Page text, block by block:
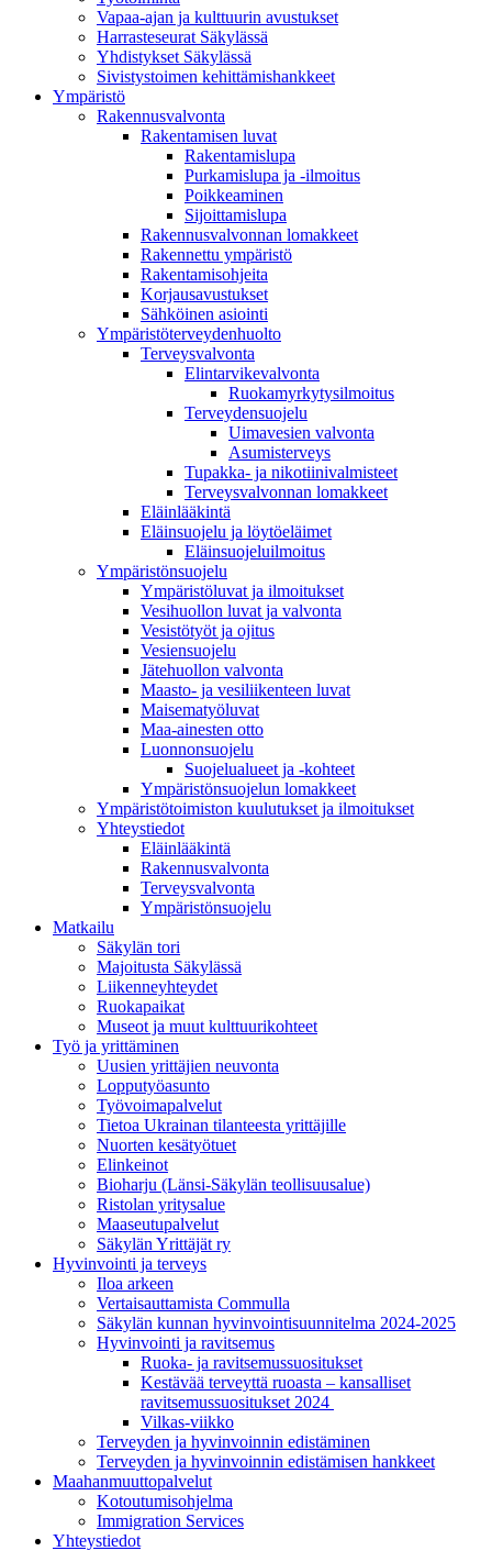
Vapaa-ajan ja kulttuurin avustukset
Harrasteseurat Säkylässä
Yhdistykset Säkylässä
Sivistystoimen kehittämishankkeet
Ympä­ristö
Rakennusvalvonta
Rakentamisen luvat
Rakentamislupa
Purkamislupa ja -ilmoitus
Poikkeaminen
Sijoittamislupa
Rakennusvalvonnan lomakkeet
Rakennettu ympäristö
Rakentamisohjeita
Korjausavustukset
Sähköinen asiointi
Ympäristöterveydenhuolto
Terveysvalvonta
Elintarvikevalvonta
Ruokamyrkytysilmoitus
Terveydensuojelu
Uimavesien valvonta
Asumisterveys
Tupakka- ja nikotiinivalmisteet
Terveysvalvonnan lomakkeet
Eläinlääkintä
Eläinsuojelu ja löytöeläimet
Eläinsuojeluilmoitus
Ympäristönsuojelu
Ympäristöluvat ja ilmoitukset
Vesihuollon luvat ja valvonta
Vesistötyöt ja ojitus
Vesiensuojelu
Jätehuollon valvonta
Maasto- ja vesiliikenteen luvat
Maisematyöluvat
Maa-ainesten otto
Luonnonsuojelu
Suojelualueet ja -kohteet
Ympäristönsuojelun lomakkeet
Ympäristötoimiston kuulutukset ja ilmoitukset
Yhteystiedot
Eläinlääkintä
Rakennusvalvonta
Terveysvalvonta
Ympäristönsuojelu
Mat­kailu
Säkylän tori
Majoitusta Säkylässä
Liikenneyhteydet
Ruokapaikat
Museot ja muut kulttuurikohteet
Työ ja yrittä­minen
Uusien yrittäjien neuvonta
Lopputyöasunto
Työvoimapalvelut
Tietoa Ukrainan tilanteesta yrittäjille
Nuorten kesätyötuet
Elinkeinot
Bioharju (Länsi-Säkylän teollisuusalue)
Ristolan yritysalue
Maaseutupalvelut
Säkylän Yrittäjät ry
Hyvinvointi ja terveys
Iloa arkeen
Vertaisauttamista Commulla
Säkylän kunnan hyvinvointisuunnitelma 2024-2025
Hyvinvointi ja ravitsemus
Ruoka- ja ravitsemussuositukset
Kestävää terveyttä ruoasta – kansalliset
ravitsemussuositukset 2024
Vilkas-viikko
Terveyden ja hyvinvoinnin edistäminen
Terveyden ja hyvinvoinnin edistämisen hankkeet
Maahanmuuttopalvelut
Kotoutumisohjelma
Immigration Services
Yhteystiedot